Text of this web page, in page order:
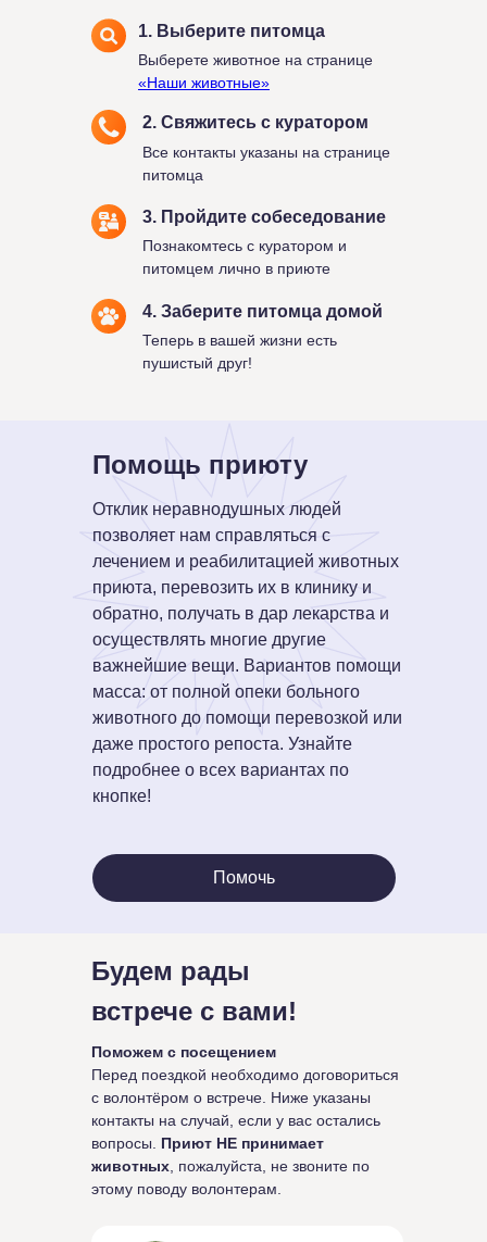
1. Выберите питомца
Выберете животное на странице
«Наши животные»
2. Свяжитесь с куратором
Все контакты указаны на странице
питомца
3. Пройдите собеседование
Познакомтесь с куратором и
питомцем лично в приюте
4. Заберите питомца домой
Теперь в вашей жизни есть
пушистый друг!
Помощь приюту
Отклик неравнодушных людей
позволяет нам справляться с
лечением и реабилитацией животных
приюта, перевозить их в клинику и
обратно, получать в дар лекарства и
осуществлять многие другие
важнейшие вещи. Вариантов помощи
масса: от полной опеки больного
животного до помощи перевозкой или
даже простого репоста. Узнайте
подробнее о всех вариантах по
кнопке!
Помочь
Будем рады
встрече с вами!
Поможем с посещением
Перед поездкой необходимо договориться
с волонтёром о встрече. Ниже указаны
контакты на случай, если у вас остались
вопросы. Приют НЕ принимает
животных , пожалуйста, не звоните по
этому поводу волонтерам.